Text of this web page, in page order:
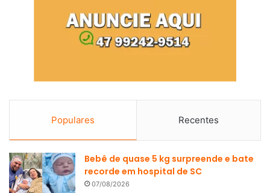
Populares Recentes
Bebê de quase 5 kg surpreende e bate
recorde em hospital de SC
07/08/2026